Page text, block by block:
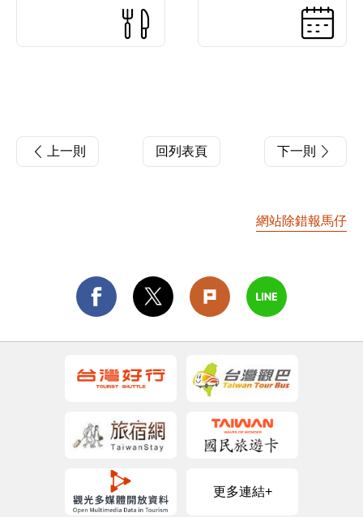
上一則 回列表頁 下一則
網站除錯報馬仔
更多連結+